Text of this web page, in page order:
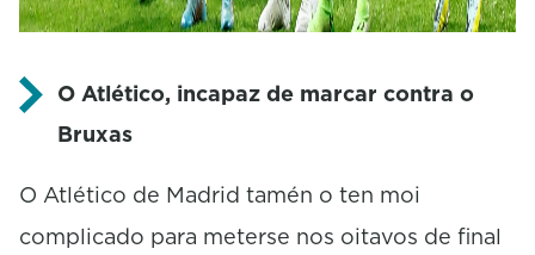
O Atlético, incapaz de marcar contra o
Bruxas
O Atlético de Madrid tamén o ten moi
complicado para meterse nos oitavos de final